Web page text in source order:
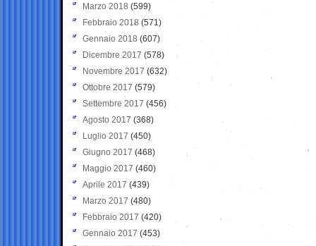
Marzo 2018 (599)
Febbraio 2018 (571)
Gennaio 2018 (607)
Dicembre 2017 (578)
Novembre 2017 (632)
Ottobre 2017 (579)
Settembre 2017 (456)
Agosto 2017 (368)
Luglio 2017 (450)
Giugno 2017 (468)
Maggio 2017 (460)
Aprile 2017 (439)
Marzo 2017 (480)
Febbraio 2017 (420)
Gennaio 2017 (453)